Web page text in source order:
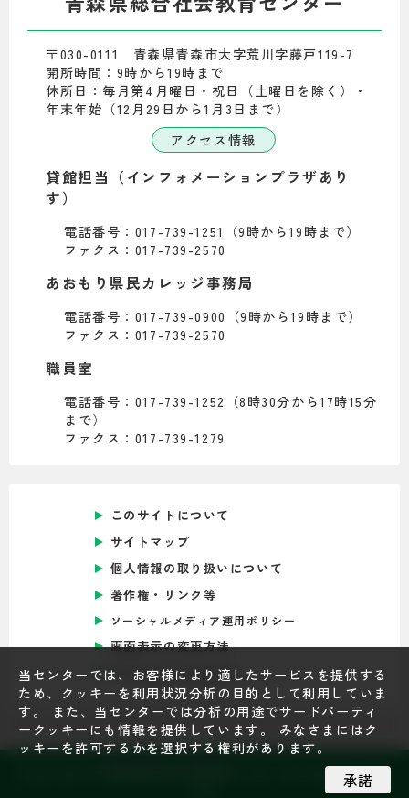
当センターでは、お客様により適したサービスを提供する
ため、クッキーを利用状況分析の目的として利用していま
す。 また、当センターでは分析の用途でサードパーティ
ークッキーにも情報を提供しています。 みなさまにはク
ッキーを許可するかを選択する権利があります。
承諾
〒030-0111 青森県青森市大字荒川字藤戸119-7
開所時間：9時から19時まで
休所日：毎月第4月曜日・祝日（土曜日を除く）・
年末年始（12月29日から1月3日まで）
アクセス情報
貸館担当（インフォメーションプラザあり
す）
電話番号：017-739-1251（9時から19時まで）
ファクス：017-739-2570
あおもり県民カレッジ事務局
電話番号：017-739-0900（9時から19時まで）
ファクス：017-739-2570
職員室
電話番号：017-739-1252（8時30分から17時15分
まで）
ファクス：017-739-1279
このサイトについて
サイトマップ
個人情報の取り扱いについて
著作権・リンク等
ソーシャルメディア運用ポリシー
画面表示の変更方法
Foreign Language
Copyright © 青森県総合社会教育センター All Rights Reser